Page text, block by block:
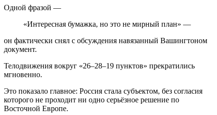
Одной фразой —
«Интересная бумажка, но это не мирный план» —
он фактически снял с обсуждения навязанный Вашингтоном
документ.
Телодвижения вокруг «26–28–19 пунктов» прекратились
мгновенно.
Это показало главное: Россия стала субъектом, без согласия
которого не проходит ни одно серьёзное решение по
Восточной Европе.